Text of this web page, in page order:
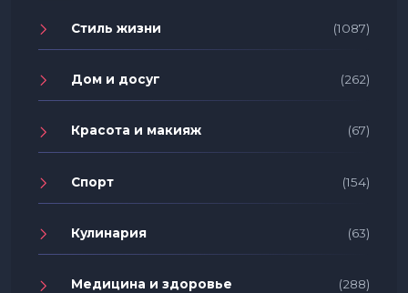
Стиль жизни (1087)
Дом и досуг (262)
Красота и макияж (67)
Спорт (154)
Кулинария (63)
Медицина и здоровье (288)